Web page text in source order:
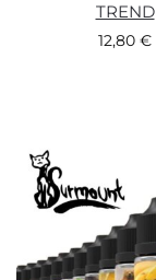
TREND
12,80 €